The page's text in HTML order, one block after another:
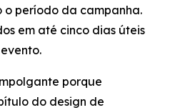
período da campanha.
em até cinco dias úteis
porque
do design de